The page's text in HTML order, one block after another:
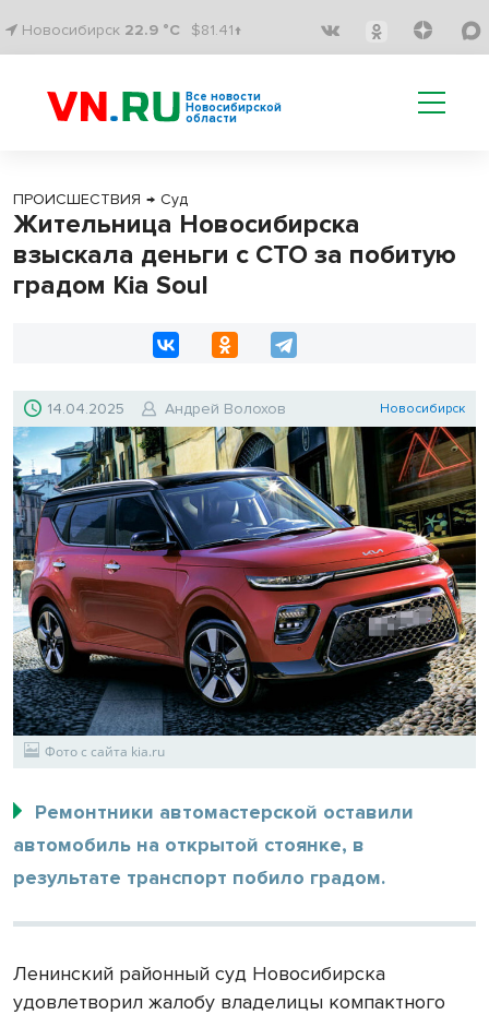
Новосибирск 22.9 °C $81.41↑
Все новости
Новосибирской
области
ПРОИСШЕСТВИЯ → Суд
Жительница Новосибирска
взыскала деньги с СТО за побитую
градом Kia Soul
14.04.2025 Андрей Волохов Новосибирск
Фото с сайта kia.ru
Ремонтники автомастерской оставили
автомобиль на открытой стоянке, в
результате транспорт побило градом.
Ленинский районный суд Новосибирска
удовлетворил жалобу владелицы компактного